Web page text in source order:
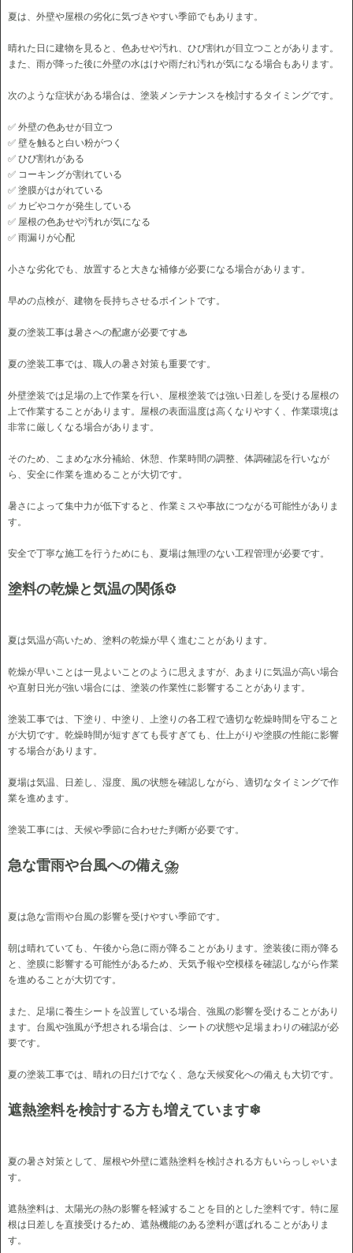
夏は、外壁や屋根の劣化に気づきやすい季節でもあります。
晴れた日に建物を見ると、色あせや汚れ、ひび割れが目立つことがあります。
また、雨が降った後に外壁の水はけや雨だれ汚れが気になる場合もあります。
次のような症状がある場合は、塗装メンテナンスを検討するタイミングです。
✅ 外壁の色あせが目立つ
✅ 壁を触ると白い粉がつく
✅ ひび割れがある
✅ コーキングが割れている
✅ 塗膜がはがれている
✅ カビやコケが発生している
✅ 屋根の色あせや汚れが気になる
✅ 雨漏りが心配
小さな劣化でも、放置すると大きな補修が必要になる場合があります。
早めの点検が、建物を長持ちさせるポイントです。
夏の塗装工事は暑さへの配慮が必要です♨
夏の塗装工事では、職人の暑さ対策も重要です。
外壁塗装では足場の上で作業を行い、屋根塗装では強い日差しを受ける屋根の
上で作業することがあります。屋根の表面温度は高くなりやすく、作業環境は
非常に厳しくなる場合があります。
そのため、こまめな水分補給、休憩、作業時間の調整、体調確認を行いなが
ら、安全に作業を進めることが大切です。
暑さによって集中力が低下すると、作業ミスや事故につながる可能性がありま
す。
安全で丁寧な施工を行うためにも、夏場は無理のない工程管理が必要です。
塗料の乾燥と気温の関係⚙
夏は気温が高いため、塗料の乾燥が早く進むことがあります。
乾燥が早いことは一見よいことのように思えますが、あまりに気温が高い場合
や直射日光が強い場合には、塗装の作業性に影響することがあります。
塗装工事では、下塗り、中塗り、上塗りの各工程で適切な乾燥時間を守ること
が大切です。乾燥時間が短すぎても長すぎても、仕上がりや塗膜の性能に影響
する場合があります。
夏場は気温、日差し、湿度、風の状態を確認しながら、適切なタイミングで作
業を進めます。
塗装工事には、天候や季節に合わせた判断が必要です。
急な雷雨や台風への備え⛈
夏は急な雷雨や台風の影響を受けやすい季節です。
朝は晴れていても、午後から急に雨が降ることがあります。塗装後に雨が降る
と、塗膜に影響する可能性があるため、天気予報や空模様を確認しながら作業
を進めることが大切です。
また、足場に養生シートを設置している場合、強風の影響を受けることがあり
ます。台風や強風が予想される場合は、シートの状態や足場まわりの確認が必
要です。
夏の塗装工事では、晴れの日だけでなく、急な天候変化への備えも大切です。
遮熱塗料を検討する方も増えています❄
夏の暑さ対策として、屋根や外壁に遮熱塗料を検討される方もいらっしゃいま
す。
遮熱塗料は、太陽光の熱の影響を軽減することを目的とした塗料です。特に屋
根は日差しを直接受けるため、遮熱機能のある塗料が選ばれることがありま
す。